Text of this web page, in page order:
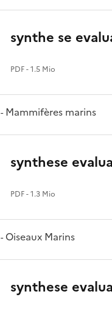
synthe se
PDF- 1.5 Mio
-Mammifères marins
synthese
PDF- 1.3 Mio
-Oiseaux Marins
synthese